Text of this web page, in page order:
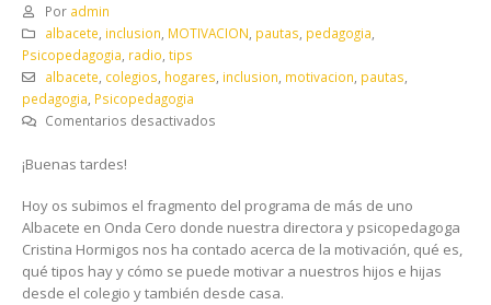
Por admin
albacete inclusion MOTIVACION pautas pedagogia
Psicopedagogia radio tips
albacete colegios hogares inclusion motivacion pautas
pedagogia Psicopedagogia
Comentarios desactivadosen
UNO
(ONDACERO)
ALBACETE
EL
8-
¡Buenas tardes!
Hoy os subimos el fragmento del programa de más de uno
Albacete en Onda Cero donde nuestra directora y psicopedagoga
Cristina Hormigos nos ha contado acerca de la motivación, qué es,
qué tipos hay y cómo se puede motivar a nuestros hijos e hijas
desde el colegio y también desde casa.